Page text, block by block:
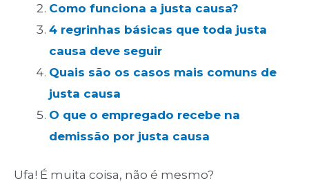
Como funciona a justa causa?
4 regrinhas básicas que toda justa
causa deve seguir
Quais são os casos mais comuns de
justa causa
O que o empregado recebe na
demissão por justa causa
Ufa! É muita coisa, não é mesmo?